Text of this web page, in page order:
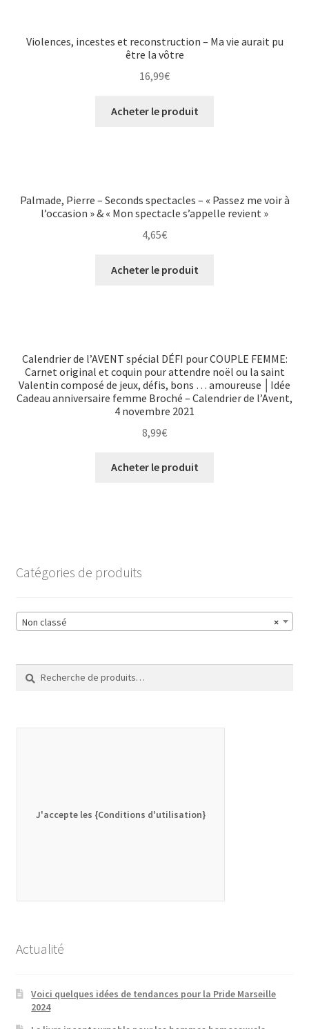
Violences, incestes et reconstruction – Ma vie aurait pu
être la vôtre
16,99€
Acheter le produit
Palmade, Pierre – Seconds spectacles – « Passez me voir à
l’occasion » & « Mon spectacle s’appelle revient »
4,65€
Acheter le produit
Calendrier de l’AVENT spécial DÉFI pour COUPLE FEMME:
Carnet original et coquin pour attendre noël ou la saint
Valentin composé de jeux, défis, bons … amoureuse │Idée
Cadeau anniversaire femme Broché – Calendrier de l’Avent,
4 novembre 2021
8,99€
Acheter le produit
Catégories de produits
×
Non classé
Recherche
pour :
Recherche
J'accepte les {Conditions d'utilisation}
Actualité
Voici quelques idées de tendances pour la Pride Marseille
2024